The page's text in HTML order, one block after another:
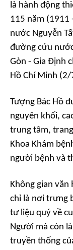
là hành động
115 năm (1911
nước Nguyễn
đường cứu
Gòn - Gia Định
Hồ Chí Minh
Tượng Bác Hồ
nguyên khối,
trung tâm,
Khoa Khám
người bệnh và
Không gian văn
chỉ là nơi trưng
tư liệu quý về
Người mà còn
truyền thống